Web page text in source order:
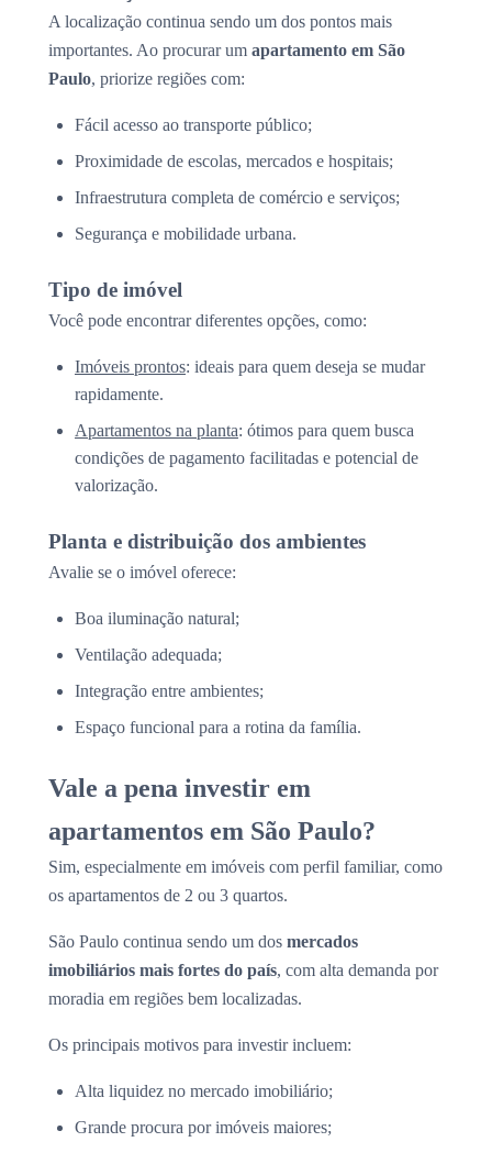
A localização continua sendo um dos pontos mais
importantes. Ao procurar um apartamento em São
Paulo, priorize regiões com:
Fácil acesso ao transporte público;
Proximidade de escolas, mercados e hospitais;
Infraestrutura completa de comércio e serviços;
Segurança e mobilidade urbana.
Tipo de imóvel
Você pode encontrar diferentes opções, como:
Imóveis prontos: ideais para quem deseja se mudar
rapidamente.
Apartamentos na planta: ótimos para quem busca
condições de pagamento facilitadas e potencial de
valorização.
Planta e distribuição dos ambientes
Avalie se o imóvel oferece:
Boa iluminação natural;
Ventilação adequada;
Integração entre ambientes;
Espaço funcional para a rotina da família.
Vale a pena investir em
apartamentos em São Paulo?
Sim, especialmente em imóveis com perfil familiar, como
os apartamentos de 2 ou 3 quartos.
São Paulo continua sendo um dos mercados
imobiliários mais fortes do país, com alta demanda por
moradia em regiões bem localizadas.
Os principais motivos para investir incluem:
Alta liquidez no mercado imobiliário;
Grande procura por imóveis maiores;